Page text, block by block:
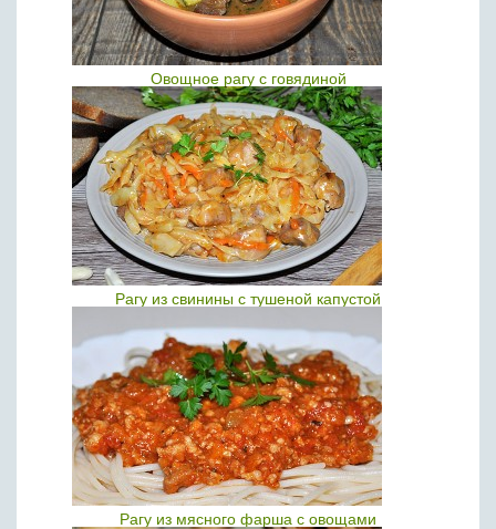
Овощное рагу с говядиной
Рагу из свинины с тушеной капустой
Рагу из мясного фарша с овощами